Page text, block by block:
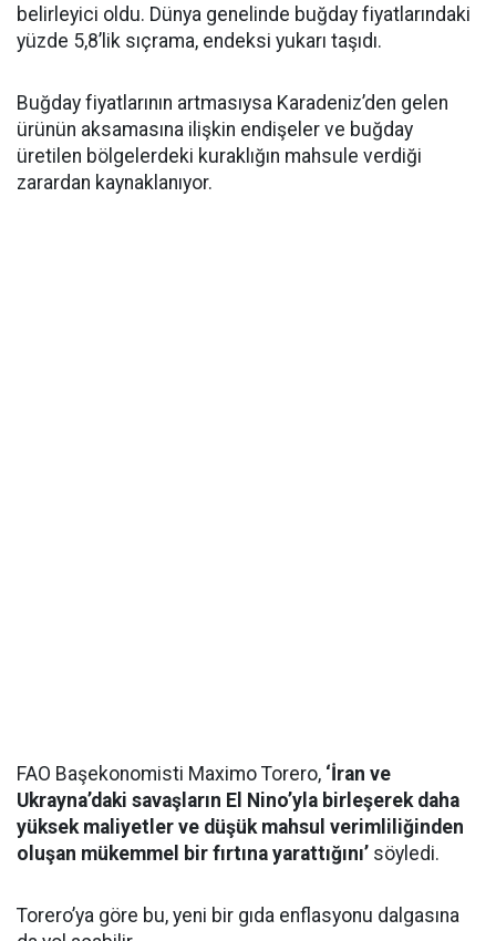
belirleyici oldu. Dünya genelinde buğday fiyatlarındaki
yüzde 5,8’lik sıçrama, endeksi yukarı taşıdı.
Buğday fiyatlarının artmasıysa Karadeniz’den gelen
ürünün aksamasına ilişkin endişeler ve buğday
üretilen bölgelerdeki kuraklığın mahsule verdiği
zarardan kaynaklanıyor.
FAO Başekonomisti Maximo Torero, ‘İran ve
Ukrayna’daki savaşların El Nino’yla birleşerek daha
yüksek maliyetler ve düşük mahsul verimliliğinden
oluşan mükemmel bir fırtına yarattığını’ söyledi.
Torero’ya göre bu, yeni bir gıda enflasyonu dalgasına